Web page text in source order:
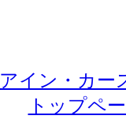
アイン・カー
トップペ